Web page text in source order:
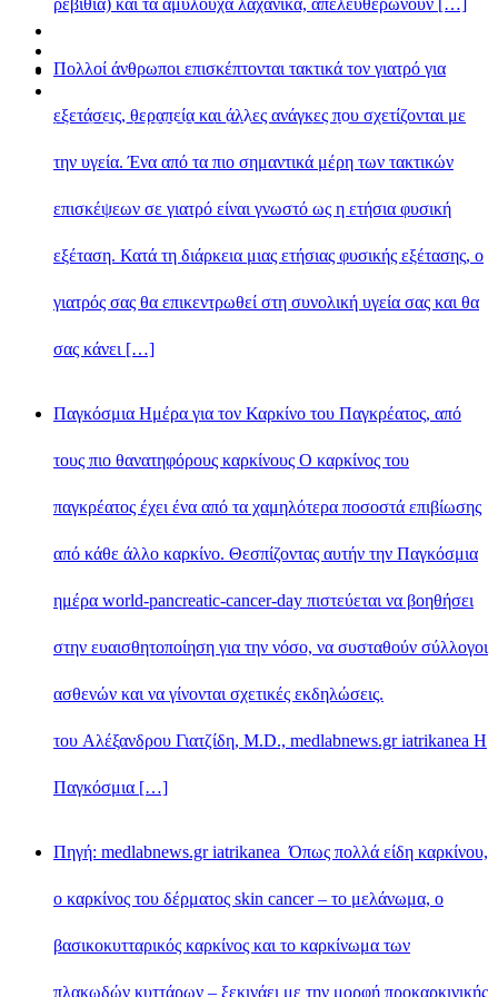
Πολλοί άνθρωποι επισκέπτονται τακτικά τον γιατρό για
εξετάσεις, θεραπεία και άλλες ανάγκες που σχετίζονται με
την υγεία. Ένα από τα πιο σημαντικά μέρη των τακτικών
επισκέψεων σε γιατρό είναι γνωστό ως η ετήσια φυσική
εξέταση. Κατά τη διάρκεια μιας ετήσιας φυσικής εξέτασης, ο
γιατρός σας θα επικεντρωθεί στη συνολική υγεία σας και θα
σας κάνει […]
Παγκόσμια Ημέρα για τον Καρκίνο του Παγκρέατος, από
τους πιο θανατηφόρους καρκίνους Ο καρκίνος του
παγκρέατος έχει ένα από τα χαμηλότερα ποσοστά επιβίωσης
από κάθε άλλο καρκίνο. Θεσπίζοντας αυτήν την Παγκόσμια
ημέρα world-pancreatic-cancer-day πιστεύεται να βοηθήσει
στην ευαισθητοποίηση για την νόσο, να συσταθούν σύλλογοι
ασθενών και να γίνονται σχετικές εκδηλώσεις.
του Αλέξανδρου Γιατζίδη, M.D., medlabnews.gr iatrikanea Η
Παγκόσμια […]
Πηγή: medlabnews.gr iatrikanea Όπως πολλά είδη καρκίνου,
ο καρκίνος του δέρματος skin cancer – το μελάνωμα, ο
βασικοκυτταρικός καρκίνος και το καρκίνωμα των
πλακωδών κυττάρων – ξεκινάει με την μορφή προκαρκινικής
Copyright © 2021-2025 Ygeia247.gr - ygeia247.com